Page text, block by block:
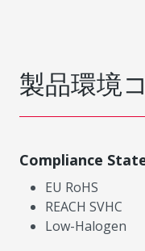
製品環境
Compliance
EU RoHS
REACH SVHC
Low-Halogen